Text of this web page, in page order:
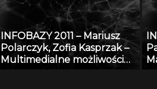
INFOBAZY 2011 – Mariusz
Polarczyk, Zofia Kasprzak –
Multimedialne możliwości